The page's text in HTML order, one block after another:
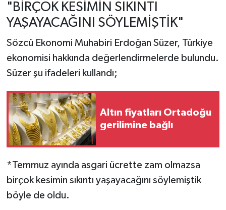
"BİRÇOK KESİMİN SIKINTI
YAŞAYACAĞINI SÖYLEMİŞTİK"
Sözcü Ekonomi Muhabiri Erdoğan Süzer, Türkiye
ekonomisi hakkında değerlendirmelerde bulundu.
Süzer şu ifadeleri kullandı;
Altın fiyatları Ortadoğu
gerilimine bağlı
*Temmuz ayında asgari ücrette zam olmazsa
birçok kesimin sıkıntı yaşayacağını söylemiştik
böyle de oldu.